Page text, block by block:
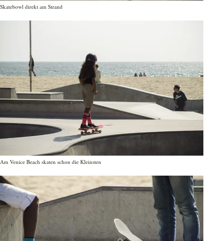
Skatebowl direkt am Strand
Am Venice Beach skaten schon die Kleinsten